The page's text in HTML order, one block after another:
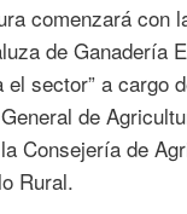
comenzará con
de Ganadería
el sector” a cargo
de
Consejería de
Rural.